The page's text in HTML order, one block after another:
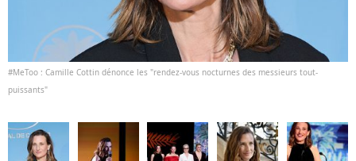
#MeToo : Camille Cottin dénonce les "rendez-vous nocturnes des messieurs tout-
puissants"